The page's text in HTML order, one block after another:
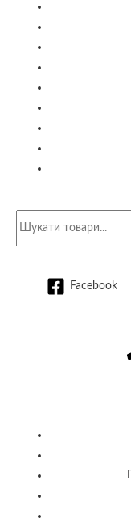
Facebook